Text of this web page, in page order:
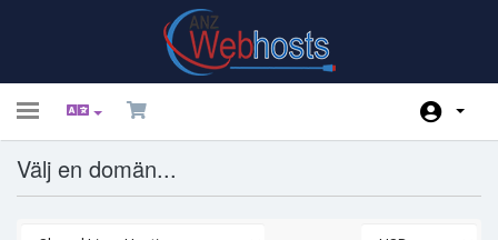
Toggle
Hem - Kundavdelning
Välj en domän...